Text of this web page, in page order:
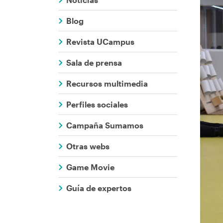
ayuda
a
la
navegación
Blog
Revista UCampus
Sala de prensa
Recursos multimedia
Perfiles sociales
Campaña Sumamos
Otras webs
Game Movie
Guía de expertos